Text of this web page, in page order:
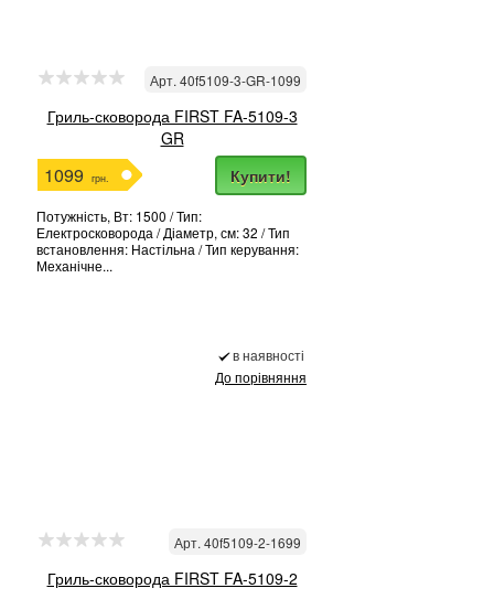
Арт. 40f5109-3-GR-1099
Гриль-сковорода FIRST FA-5109-3
GR
1099 грн. Купити!
Потужність, Вт: 1500 / Тип:
Електросковорода / Діаметр, см: 32 / Тип
встановлення: Настільна / Тип керування:
Механічне...
в наявності
До порівняння
Арт. 40f5109-2-1699
Гриль-сковорода FIRST FA-5109-2